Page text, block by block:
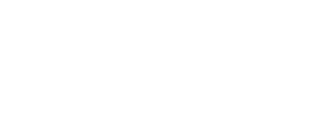
po dobu prvních 7 nocí. Děti do 18 let jsou osvobozeny. Check-in -